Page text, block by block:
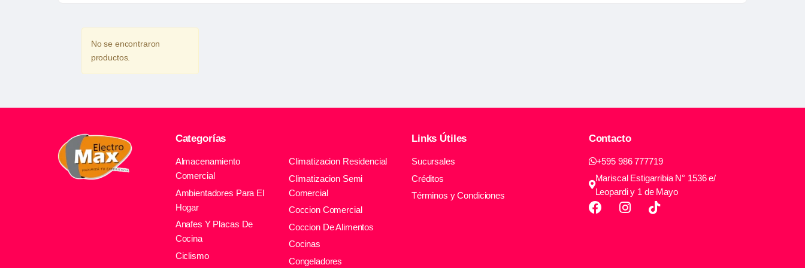
No se encontraron
productos.
Categorías
Almacenamiento
Comercial
Ambientadores Para El
Hogar
Anafes Y Placas De
Cocina
Ciclismo
Climatizacion Residencial
Climatizacion Semi
Comercial
Coccion Comercial
Coccion De Alimentos
Cocinas
Congeladores
Links Útiles
Sucursales
Créditos
Términos y Condiciones
Contacto
+595 986 777719
Mariscal Estigarribia N° 1536 e/
Leopardi y 1 de Mayo